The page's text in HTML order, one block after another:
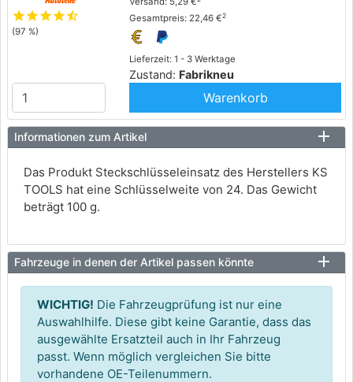
starstarstarstarstar_half
(97 %)
Lieferzeit: 1 - 3 Werktage
Zustand: Fabrikneu
Gesamtpreis: 22,46 €2
Warenkorb
Informationen zum Artikel
Das Produkt Steckschlüsseleinsatz des Herstellers KS
TOOLS hat eine Schlüsselweite von 24. Das Gewicht
beträgt 100 g.
Fahrzeuge in denen der Artikel passen könnte
WICHTIG! Die Fahrzeugprüfung ist nur eine
Auswahlhilfe. Diese gibt keine Garantie, dass das
ausgewählte Ersatzteil auch in Ihr Fahrzeug
passt. Wenn möglich vergleichen Sie bitte
vorhandene OE-Teilenummern.